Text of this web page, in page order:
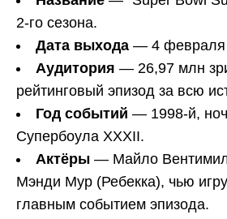
2-го сезона.
Дата выхода — 4 февраля
Аудитория — 26,97 млн
рейтинговый эпизод за всю
Год событий — 1998-й,
Супербоула XXXII.
Актёры — Майло
Мэнди Мур (Ребекка), чью
главным событием эпизода.